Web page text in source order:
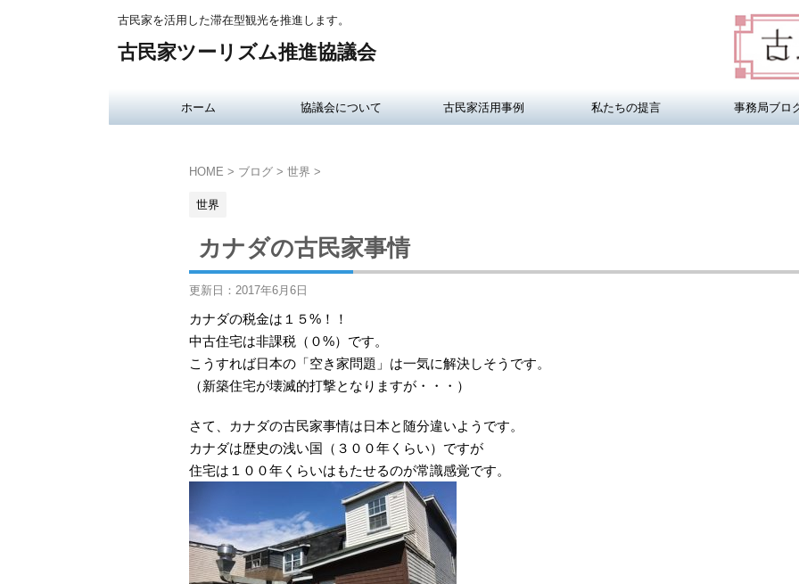
古民家を活用した滞在型観光を推進します。
古民家ツーリズム推進協議会
ホーム 協議会について 古民家活用事例 私たちの提言 事務局ブロ
HOME > ブログ > 世界 >
世界
カナダの古民家事情
更新日： 2017年6月6日
カナダの税金は１５%！！
中古住宅は非課税（０%）です。
こうすれば日本の「空き家問題」は一気に解決しそうです。
（新築住宅が壊滅的打撃となりますが・・・）
さて、カナダの古民家事情は日本と随分違いようです。
カナダは歴史の浅い国（３００年くらい）ですが
住宅は１００年くらいはもたせるのが常識感覚です。